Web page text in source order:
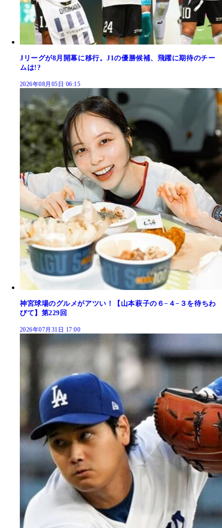
Jリーグが8月開幕に移行。J1の優勝候補、飛躍に期待のチー
ムは!?
2026年08月05日 06:15
神宮球場のグルメがアツい！【山本萩子の６−４−３を待ちわ
びて】第229回
2026年07月31日 17:00